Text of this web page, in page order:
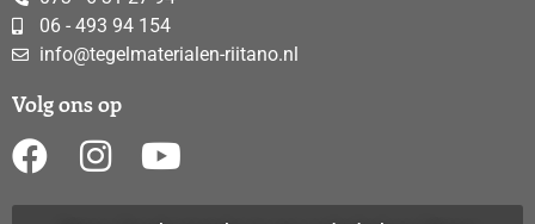
06 - 493 94 154
info@tegelmaterialen-riitano.nl
Volg ons op